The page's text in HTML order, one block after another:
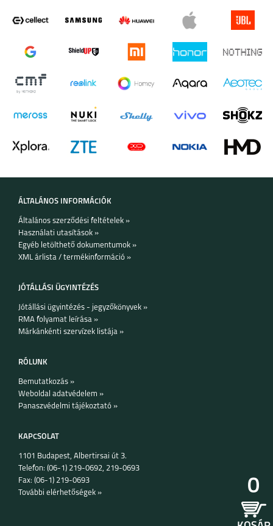
ÁLTALÁNOS INFORMÁCIÓK
Általános szerződési feltételek »
Használati utasítások »
Egyéb letölthető dokumentumok »
XML árlista / termékinformáció »
JÓTÁLLÁSI ÜGYINTÉZÉS
Jótállási ügyintézés - jegyzőkönyvek »
RMA folyamat leírása »
Márkánkénti szervízek listája »
RÓLUNK
Bemutatkozás »
Weboldal adatvédelem »
Panaszvédelmi tájékoztató »
KAPCSOLAT
1101 Budapest, Albertirsai út 3.
Telefon: (06-1) 219-0692, 219-0693
Fax: (06-1) 219-0693
További elérhetőségek »
0